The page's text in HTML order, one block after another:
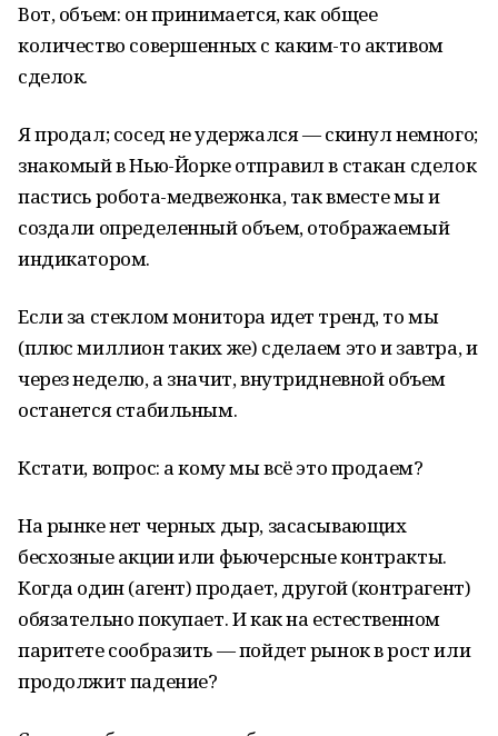
Вот, объем: он принимается, как общее
количество совершенных с каким-то активом
сделок.
Я продал; сосед не удержался — скинул немного;
знакомый в Нью-Йорке отправил в стакан сделок
пастись робота-медвежонка, так вместе мы и
создали определенный объем, отображаемый
индикатором.
Если за стеклом монитора идет тренд, то мы
(плюс миллион таких же) сделаем это и завтра, и
через неделю, а значит, внутридневной объем
останется стабильным.
Кстати, вопрос: а кому мы всё это продаем?
На рынке нет черных дыр, засасывающих
бесхозные акции или фьючерсные контракты.
Когда один (агент) продает, другой (контрагент)
обязательно покупает. И как на естественном
паритете сообразить — пойдет рынок в рост или
продолжит падение?